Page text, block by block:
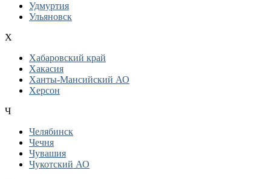
Удмуртия
Ульяновск
Х
Хабаровский край
Хакасия
Ханты-Мансийский АО
Херсон
Ч
Челябинск
Чечня
Чувашия
Чукотский АО